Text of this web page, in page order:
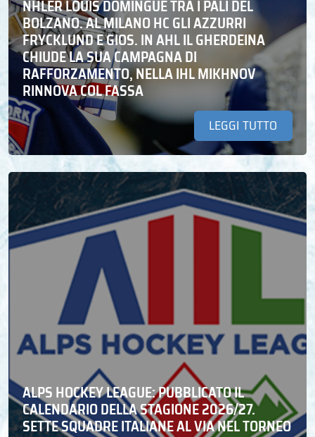
NHLER LOUIS DOMINGUE TRA I PALI DEL
BOLZANO. AL MILANO HC GLI AZZURRI
FRYCKLUND E GIOS. IN AHL IL GHERDEINA
CHIUDE LA SUA CAMPAGNA DI
RAFFORZAMENTO, NELLA IHL MIKHNOV
RINNOVA COL FASSA
LEGGI TUTTO
ALPS HOCKEY LEAGUE: PUBBLICATO IL
CALENDARIO DELLA STAGIONE 2026/27.
SETTE SQUADRE ITALIANE AL VIA NEL TORNEO